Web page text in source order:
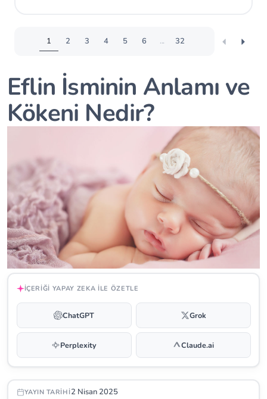
1 2 3 4 5 6 ... 32
Eflin İsminin Anlamı ve
Kökeni Nedir?
İÇERIĞI YAPAY ZEKA ILE ÖZETLE
ChatGPT Grok
Perplexity Claude.ai
YAYIN TARIHI2 Nisan 2025